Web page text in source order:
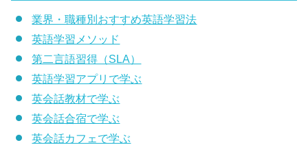
業界・職種別おすすめ英語学習法
英語学習メソッド
第二言語習得（SLA）
英語学習アプリで学ぶ
英会話教材で学ぶ
英会話合宿で学ぶ
英会話カフェで学ぶ